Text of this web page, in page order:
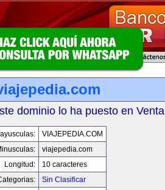
dominio lo ha puesto en Venta
VIAJEPEDIA.COM
viajepedia.com
Longitud:
10 caracteres
Sin Clasificar